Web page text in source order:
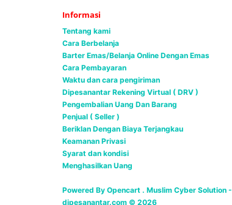
Informasi
Tentang kami
Cara Berbelanja
Barter Emas/Belanja Online Dengan Emas
Cara Pembayaran
Waktu dan cara pengiriman
Dipesanantar Rekening Virtual ( DRV )
Pengembalian Uang Dan Barang
Penjual ( Seller )
Beriklan Dengan Biaya Terjangkau
Keamanan Privasi
Syarat dan kondisi
Menghasilkan Uang
Powered By Opencart . Muslim Cyber Solution -
dipesanantar.com © 2026